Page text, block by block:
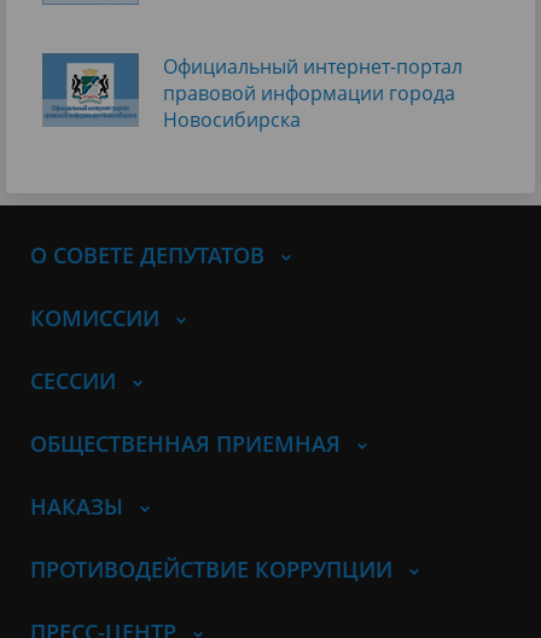
Официальный интернет-портал
правовой информации города
Новосибирска
О СОВЕТЕ ДЕПУТАТОВ
КОМИССИИ
СЕССИИ
ОБЩЕСТВЕННАЯ ПРИЕМНАЯ
НАКАЗЫ
ПРОТИВОДЕЙСТВИЕ КОРРУПЦИИ
ПРЕСС-ЦЕНТР